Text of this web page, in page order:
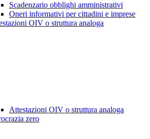
Scadenzario obblighi amministrativi
Oneri informativi per cittadini e imprese
OIV o struttura analoga
Attestazioni OIV o struttura analoga
zero